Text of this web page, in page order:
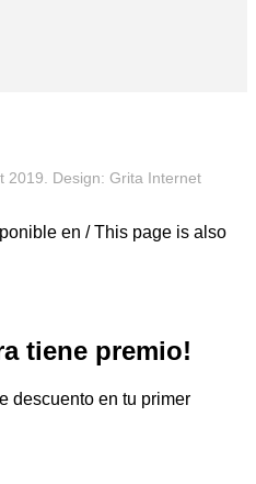
2019. Design: Grita Internet
en / This page is also
tiene premio!
descuento en tu primer